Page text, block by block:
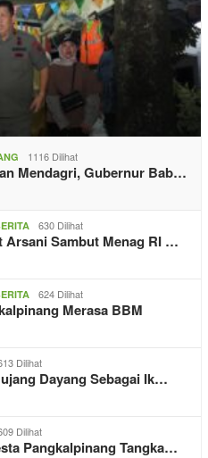
1116 Dilihat
Mendagri, Gubernur Bab…
630 Dilihat
Arsani Sambut Menag RI …
624 Dilihat
Merasa BBM
Dilihat
Dayang Sebagai Ik…
Dilihat
Pangkalpinang Tangka…